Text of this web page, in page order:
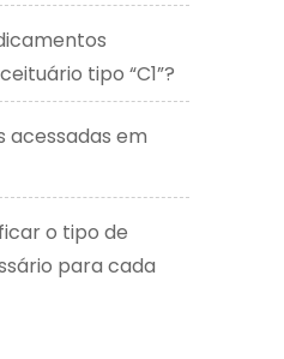
tipo “C1”?
acessadas em
o tipo de
para cada